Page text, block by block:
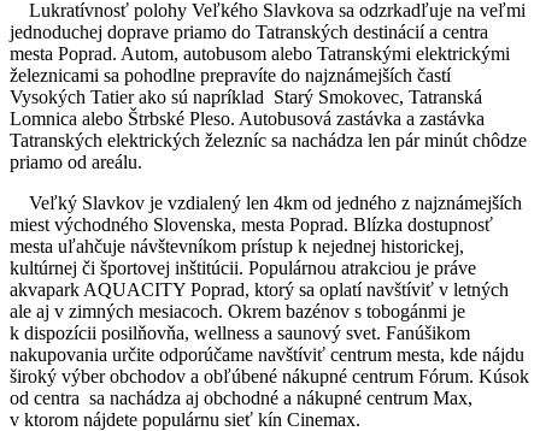
Lukratívnosť polohy Veľkého Slavkova sa odzrkadľuje na veľmi
jednoduchej doprave priamo do Tatranských destinácií a centra
mesta Poprad. Autom, autobusom alebo Tatranskými elektrickými
železnicami sa pohodlne prepravíte do najznámejších častí
Vysokých Tatier ako sú napríklad Starý Smokovec, Tatranská
Lomnica alebo Štrbské Pleso. Autobusová zastávka a zastávka
Tatranských elektrických železníc sa nachádza len pár minút chôdze
priamo od areálu.
Veľký Slavkov je vzdialený len 4km od jedného z najznámejších
miest východného Slovenska, mesta Poprad. Blízka dostupnosť
mesta uľahčuje návštevníkom prístup k nejednej historickej,
kultúrnej či športovej inštitúcii. Populárnou atrakciou je práve
akvapark AQUACITY Poprad, ktorý sa oplatí navštíviť v letných
ale aj v zimných mesiacoch. Okrem bazénov s tobogánmi je
k dispozícii posilňovňa, wellness a saunový svet. Fanúšikom
nakupovania určite odporúčame navštíviť centrum mesta, kde nájdu
široký výber obchodov a obľúbené nákupné centrum Fórum. Kúsok
od centra sa nachádza aj obchodné a nákupné centrum Max,
v ktorom nájdete populárnu sieť kín Cinemax.